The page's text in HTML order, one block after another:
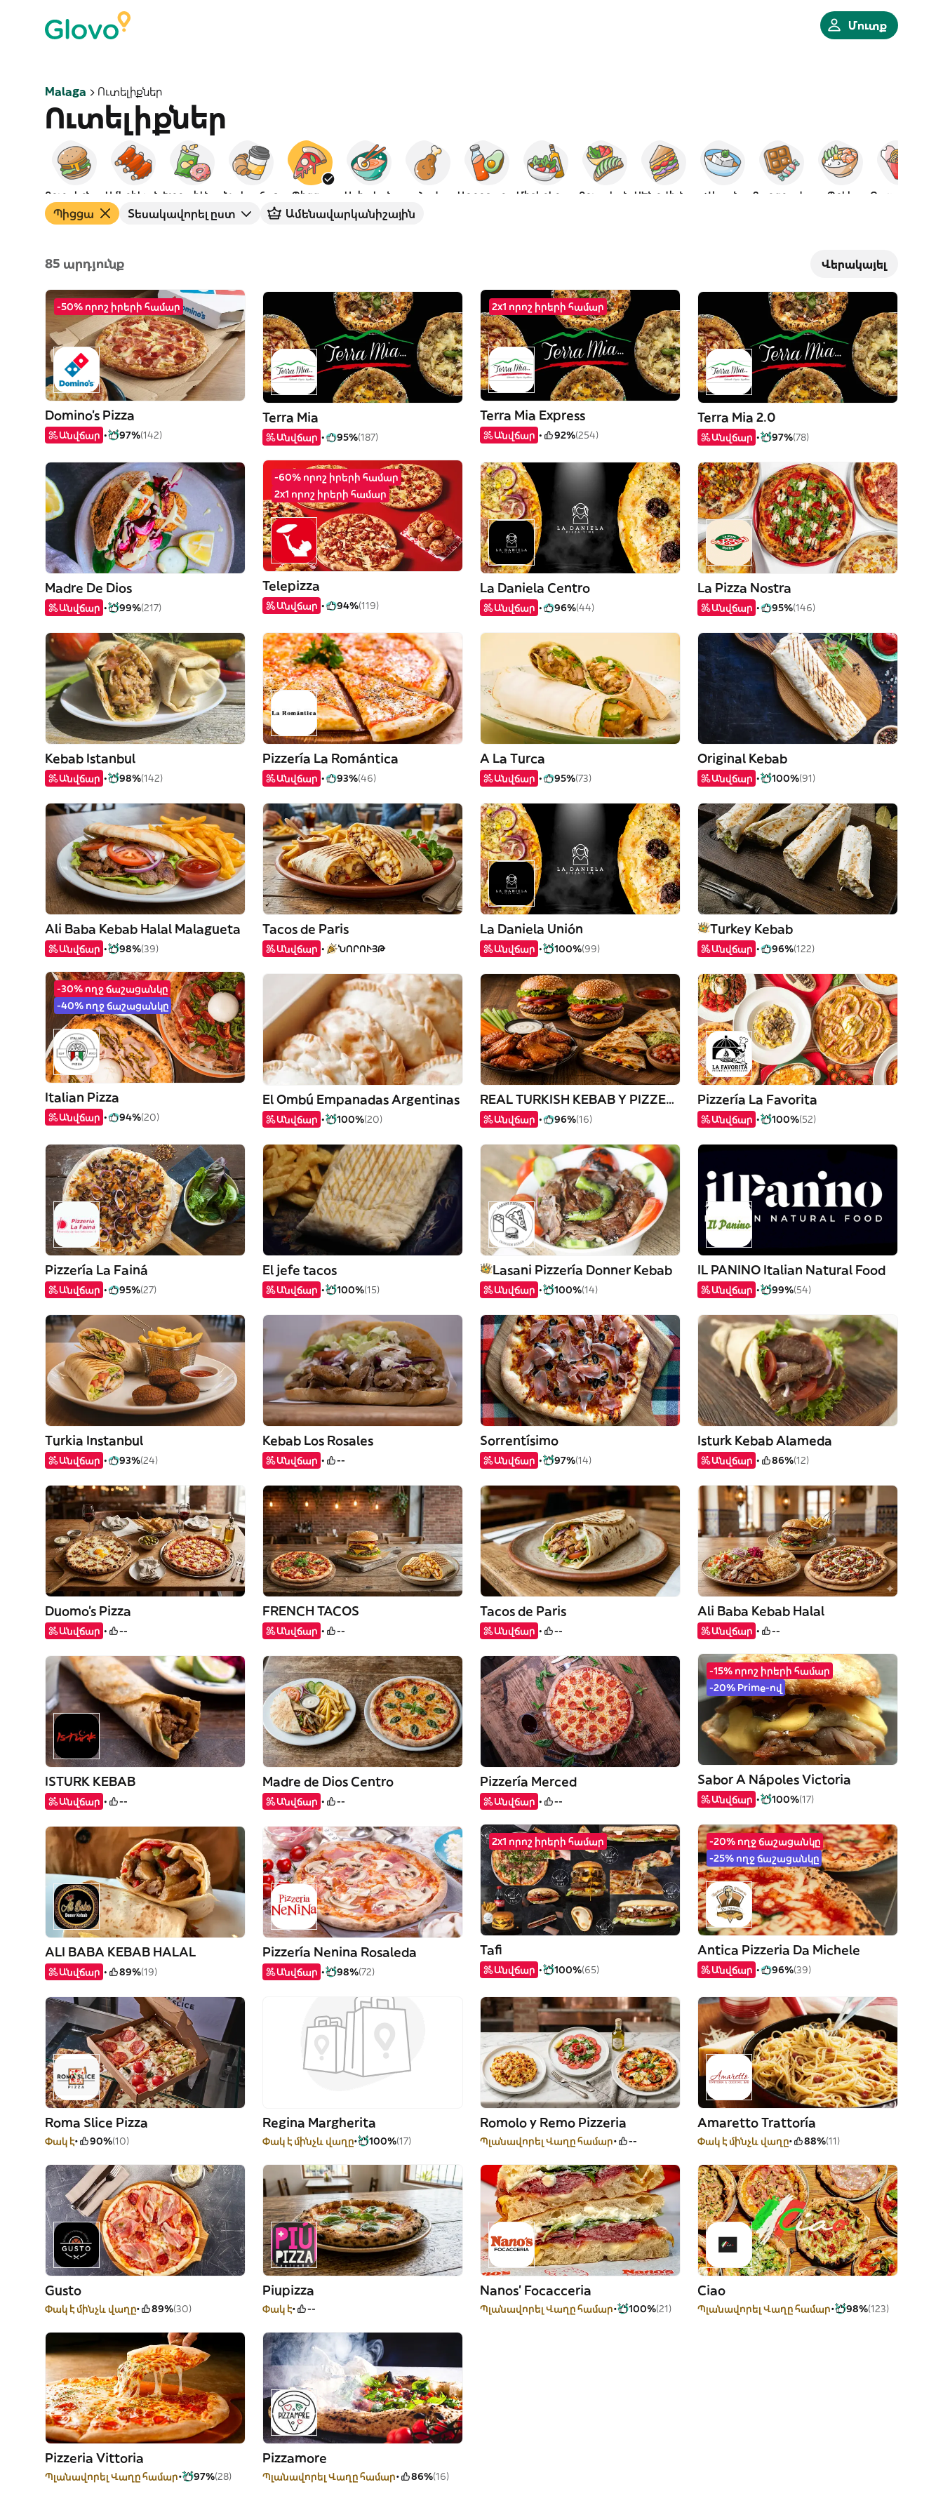
Մուտք
Malaga Ուտելիքներ
Ուտելիքներ
Ամերիկյան Նախաճաշ Պիցցա Ասիական Հավ Բուսական Վեգան Պոկե
Պիցցա Տեսակավորել ըստ Ամենավարկանիշային
85 արդյունք Վերակայել
-50% որոշ իրերի համար
Domino's Pizza
Անվճար 97%(142)
Terra Mia
Անվճար 95%(187)
2x1 որոշ իրերի համար
Terra Mia Express
Անվճար 92%(254)
Terra Mia 2.0
Անվճար 97%(78)
Madre De Dios
Անվճար 99%(217)
-60% որոշ իրերի համար
2x1 որոշ իրերի համար
Telepizza
Անվճար 94%(119)
La Daniela Centro
Անվճար 96%(44)
La Pizza Nostra
Անվճար 95%(146)
Kebab Istanbul
Անվճար 98%(142)
Pizzería La Romántica
Անվճար 93%(46)
A La Turca
Անվճար 95%(73)
Original Kebab
Անվճար 100%(91)
Ali Baba Kebab Halal Malagueta
Անվճար 98%(39)
Tacos de Paris
Անվճար ՆՈՐՈՒՅԹ
La Daniela Unión
Անվճար 100%(99)
Turkey Kebab
Անվճար 96%(122)
-30% ողջ ճաշացանկը
-40% ողջ ճաշացանկը
Italian Pizza
Անվճար 94%(20)
El Ombú Empanadas Argentinas
Անվճար 100%(20)
REAL TURKISH KEBAB Y PIZZERIA
Անվճար 96%(16)
Pizzería La Favorita
Անվճար 100%(52)
Pizzería La Fainá
Անվճար 95%(27)
El jefe tacos
Անվճար 100%(15)
Lasani Pizzería Donner Kebab
Անվճար 100%(14)
IL PANINO Italian Natural Food
Անվճար 99%(54)
Turkia Instanbul
Անվճար 93%(24)
Kebab Los Rosales
Անվճար --
Sorrentísimo
Անվճար 97%(14)
Isturk Kebab Alameda
Անվճար 86%(12)
Duomo’s Pizza
Անվճար --
FRENCH TACOS
Անվճար --
Tacos de Paris
Անվճար --
Ali Baba Kebab Halal
Անվճար --
ISTURK KEBAB
Անվճար --
Madre de Dios Centro
Անվճար --
Pizzería Merced
Անվճար --
-15% որոշ իրերի համար
-20% Prime-ով
Sabor A Nápoles Victoria
Անվճար 100%(17)
ALI BABA KEBAB HALAL
Անվճար 89%(19)
Pizzería Nenina Rosaleda
Անվճար 98%(72)
2x1 որոշ իրերի համար
Tafi
Անվճար 100%(65)
-20% ողջ ճաշացանկը
-25% ողջ ճաշացանկը
Antica Pizzeria Da Michele
Անվճար 96%(39)
Roma Slice Pizza
Փակ է 90%(10)
Regina Margherita
Փակ է մինչև վաղը 100%(17)
Romolo y Remo Pizzeria
Պլանավորել Վաղը համար --
Amaretto Trattoría
Փակ է մինչև վաղը 88%(11)
Gusto
Փակ է մինչև վաղը 89%(30)
Piupizza
Փակ է --
Nanos’ Focacceria
Պլանավորել Վաղը համար 100%(21)
Ciao
Պլանավորել Վաղը համար 98%(123)
Pizzeria Vittoria
Պլանավորել Վաղը համար 97%(28)
Pizzamore
Պլանավորել Վաղը համար 86%(16)